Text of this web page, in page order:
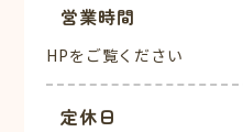
営業時間
HPをご覧ください
定休日